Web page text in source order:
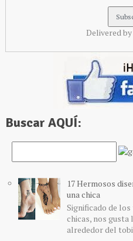
Delivered by
Buscar AQUÍ:
17 Hermosos
una chica
Significado de
chicas, nos gusta
alrededor del